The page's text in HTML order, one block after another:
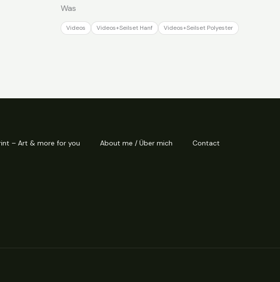
Was
Videos Videos+Seilset Hanf Videos+Seilset Polyester
– Art & more for you About me / Über mich Contact